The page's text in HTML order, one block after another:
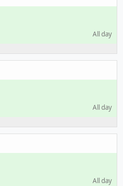
All day
All day
All day